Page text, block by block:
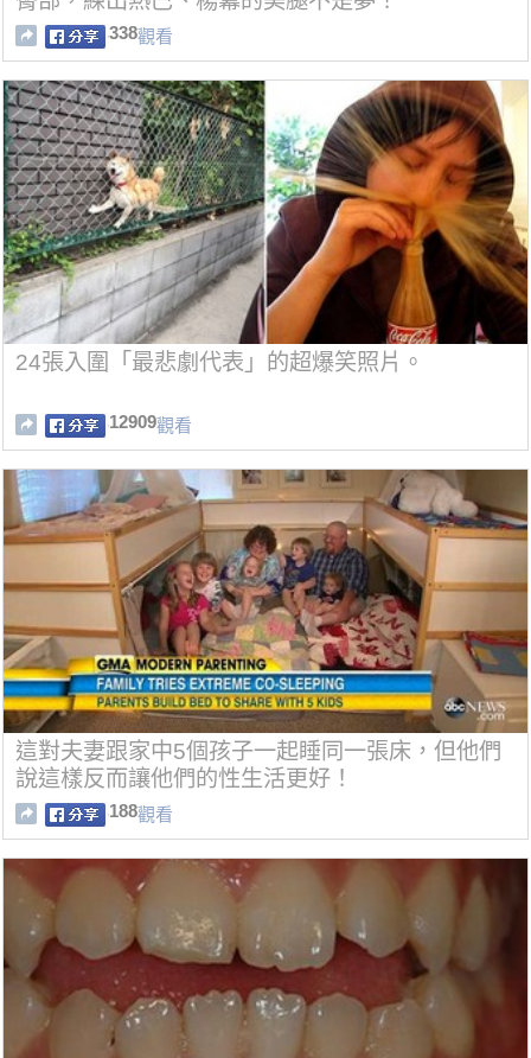
338觀看
24張入圍「最悲劇代表」的超爆笑照片。
12909觀看
這對夫妻跟家中5個孩子一起睡同一張床，但他們
說這樣反而讓他們的性生活更好！
188觀看